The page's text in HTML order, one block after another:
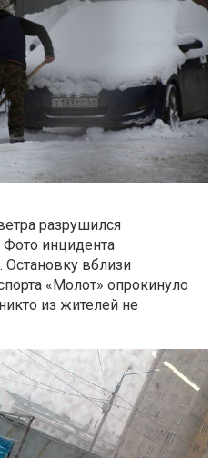
разрушился
инцидента
Остановку вблизи
«Молот» опрокинуло
из жителей не